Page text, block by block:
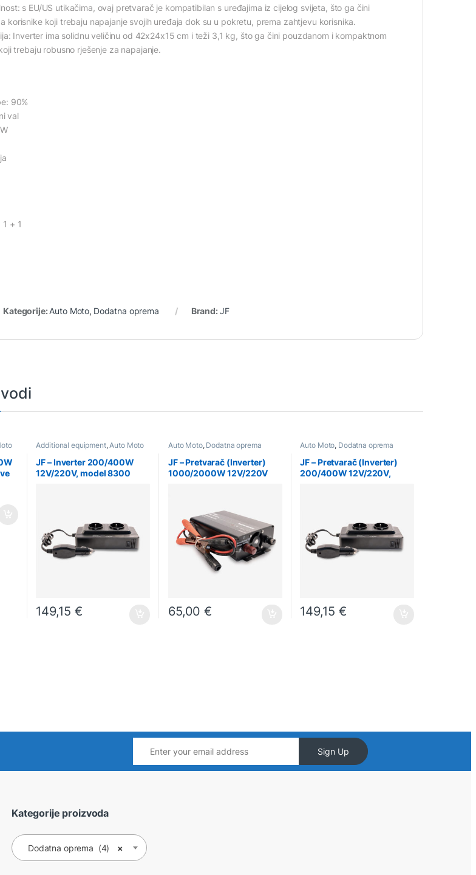
s EU/US utikačima, ovaj pretvarač je kompatibilan s uređajima iz cijelog svijeta, što ga čini
korisnike koji trebaju napajanje svojih uređaja dok su u pokretu, prema zahtjevu korisnika.
Inverter ima solidnu veličinu od 42x24x15 cm i teži 3,1 kg, što ga čini pouzdanom i kompaktnom
trebaju robusno rješenje za napajanje.
90%
val
+ 1
Kategorije:Auto Moto, Dodatna oprema Brand:JF
Additional equipment,Auto Moto
JF – Inverter 200/400W
12V/220V, model 8300
149,15 €
Auto Moto, Dodatna oprema
JF – Pretvarač (Inverter)
1000/2000W 12V/220V
65,00€
Auto Moto, Dodatna oprema
JF – Pretvarač (Inverter)
200/400W 12V/220V,
149,15 €
Sign Up
Kategorije proizvoda
×
Dodatna oprema (4)